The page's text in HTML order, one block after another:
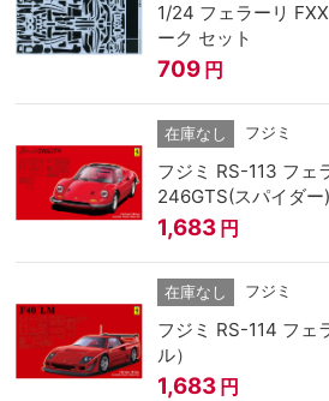
1/24 フェラーリ
ーク セット
709 円
在庫なし フジミ
フジミ RS-113 フェ
246GTS(スパイダー)
1,683 円
在庫なし フジミ
フジミ RS-114 フェ
ル）
1,683 円